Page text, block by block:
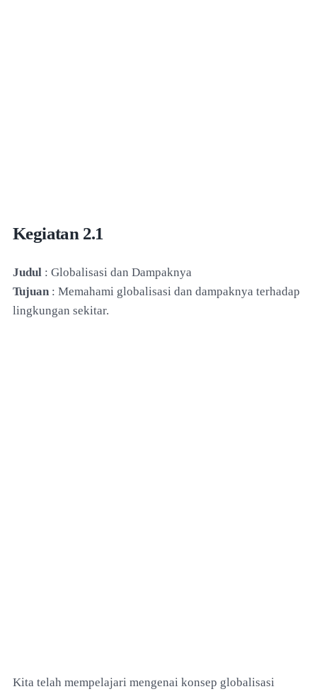
Kegiatan 2.1
Judul : Globalisasi dan Dampaknya
Tujuan : Memahami globalisasi dan dampaknya terhadap
lingkungan sekitar.
Kita telah mempelajari mengenai konsep globalisasi